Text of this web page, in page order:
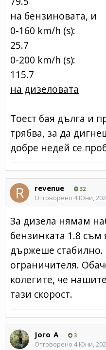
на бензиновата, и
0-160 km/h (s):
25.7
0-200 km/h (s):
115.7
на дизеловата
Тоест бая дълга и
трябва, за да
добре недей се
revenue 32
Отговорено 4 Юни,
За дизела нямам
бензинката 1.8 съм
държеше стабилно.
ограничителя.
колегите, че
тази скорост.
Joro_A 3
Отговорено 4 Юни,